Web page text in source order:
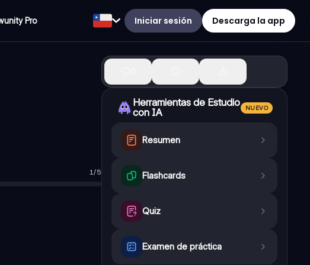
Pro Iniciar sesión Descarga la app
1/5
números enteros y 'b' es diferente de cero.
Herramientas de Estudio
con IA
NUEVO
Resumen
Flashcards
Quiz
Examen de práctica